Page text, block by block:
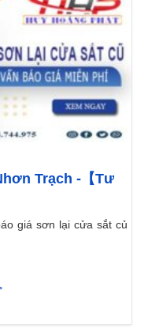
Trạch -【Tư
giá sơn lại cửa sắt củ